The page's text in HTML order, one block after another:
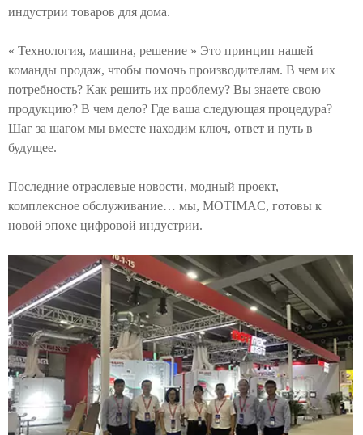
индустрии товаров для дома.
« Технология, машина, решение » Это принцип нашей
команды продаж, чтобы помочь производителям. В чем их
потребность? Как решить их проблему? Вы знаете свою
продукцию? В чем дело? Где ваша следующая процедура?
Шаг за шагом мы вместе находим ключ, ответ и путь в
будущее.
Последние отраслевые новости, модный проект,
комплексное обслуживание… мы, MOTIMAC, готовы к
новой эпохе цифровой индустрии.